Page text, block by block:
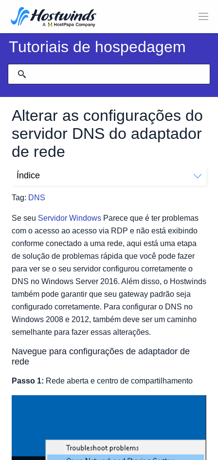
Tutoriais de hospedagem
Alterar as configurações do
servidor DNS do adaptador
de rede
Tag: DNS
Índice
Adicionando servidores DNS adicionais
Agora, para configurar o DNS no Windows Server 2016
Servidores DNS Hostwinds
Amsterdam
Dallas
Seattle
Opções de servidor DNS secundário
Google
Cloudflare
OpenDNS
Se seu Servidor Windows Parece que é ter problemas
com o acesso ao acesso via RDP e não está exibindo
conforme conectado a uma rede, aqui está uma etapa
de solução de problemas rápida que você pode fazer
para ver se o seu servidor configurou corretamente o
DNS no Windows Server 2016. Além disso, o Hostwinds
também pode garantir que seu gateway padrão seja
configurado corretamente. Para configurar o DNS no
Windows 2008 e 2012, também deve ser um caminho
semelhante para fazer essas alterações.
Navegue para configurações de adaptador de
rede
Passo 1: Rede aberta e centro de compartilhamento